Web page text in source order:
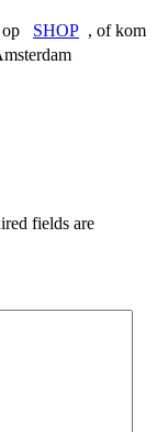
SHOP , of kom
fields are